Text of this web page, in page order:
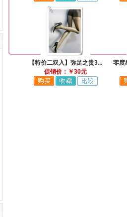
【特价二双入】弥足之贵3...
促销价：￥30元
零度